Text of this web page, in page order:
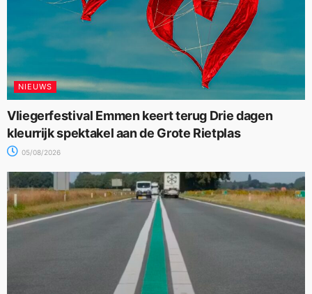
NIEUWS
Vliegerfestival Emmen keert terug Drie dagen
kleurrijk spektakel aan de Grote Rietplas
05/08/2026